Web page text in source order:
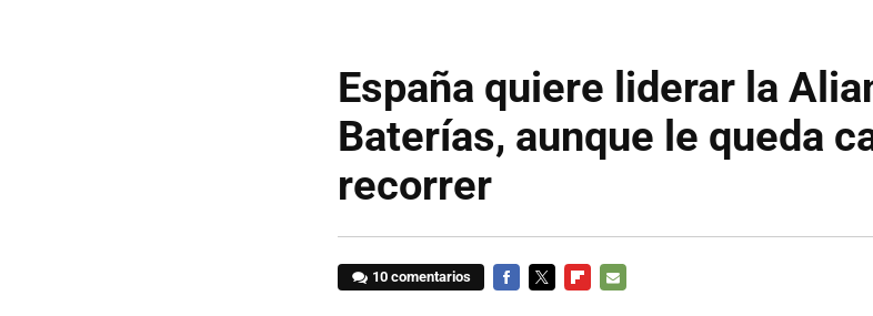
España quiere liderar la
Baterías, aunque le queda
recorrer
10 comentarios